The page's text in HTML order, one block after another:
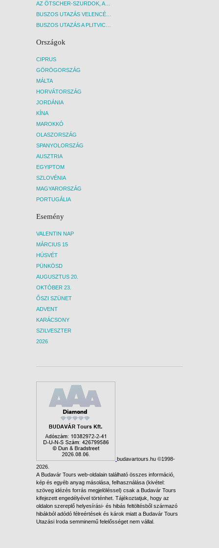
AZ ÖTSCHER-SZURDOK, AUSZTRIA GRAND CANYONJA - BUDAPEST, BUSZ
BUSZOS UTAZÁS VELENCÉBE - BUDAPEST, BUSZ
BUSZOS UTAZÁS A PLITVICEI-TAVAK NEMZETI PARKBA - BUDAPEST, BUSZ
Országok
CIPRUS
GÖRÖGORSZÁG
MÁLTA
HORVÁTORSZÁG
JORDÁNIA
KÍNA
MAROKKÓ
OLASZORSZÁG
SPANYOLORSZÁG
AUSZTRIA
EGYIPTOM
SZLOVÉNIA
MAGYARORSZÁG
PORTUGÁLIA
Esemény
VALENTIN NAP
MÁRCIUS 15
HÚSVÉT
PÜNKÖSD
AUGUSZTUS 20.
OKTÓBER 23.
ŐSZI SZÜNET
ADVENT
KARÁCSONY
SZILVESZTER
2026
budavartours.hu ©1998-
2026.
A Budavár Tours web-oldalain található összes információ,
kép és egyéb anyag másolása, felhasználása (kivétel:
szöveg idézés forrás megjelöléssel) csak a Budavár Tours
kifejezett engedélyével történhet. Tájékoztatjuk, hogy az
oldalon szereplő helyesírási- és hibás feltöltésből származó
hibákból adódó félreértések és károk miatt a Budavár Tours
Utazási Iroda semminemű felelősséget nem vállal.